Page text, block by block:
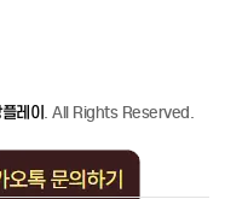
레이 . All Rights Reserved.